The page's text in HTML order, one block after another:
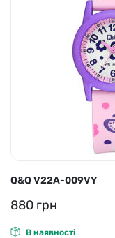
Q&Q V22A-009VY
880 грн
В наявності